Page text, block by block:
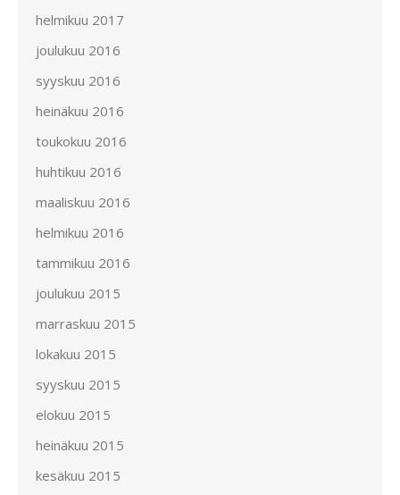
helmikuu 2017
joulukuu 2016
syyskuu 2016
heinäkuu 2016
toukokuu 2016
huhtikuu 2016
maaliskuu 2016
helmikuu 2016
tammikuu 2016
joulukuu 2015
marraskuu 2015
lokakuu 2015
syyskuu 2015
elokuu 2015
heinäkuu 2015
kesäkuu 2015